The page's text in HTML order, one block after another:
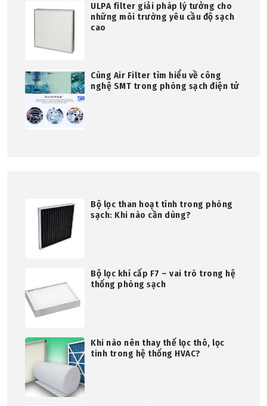
ULPA filter giải pháp lý tưởng cho
những môi trường yêu cầu độ sạch
cao
Cùng Air Filter tìm hiểu về công
nghệ SMT trong phòng sạch điện tử
Bộ lọc than hoạt tính trong phòng
sạch: Khi nào cần dùng?
Bộ lọc khí cấp F7 – vai trò trong hệ
thống phòng sạch
Khi nào nên thay thế lọc thô, lọc
tinh trong hệ thống HVAC?